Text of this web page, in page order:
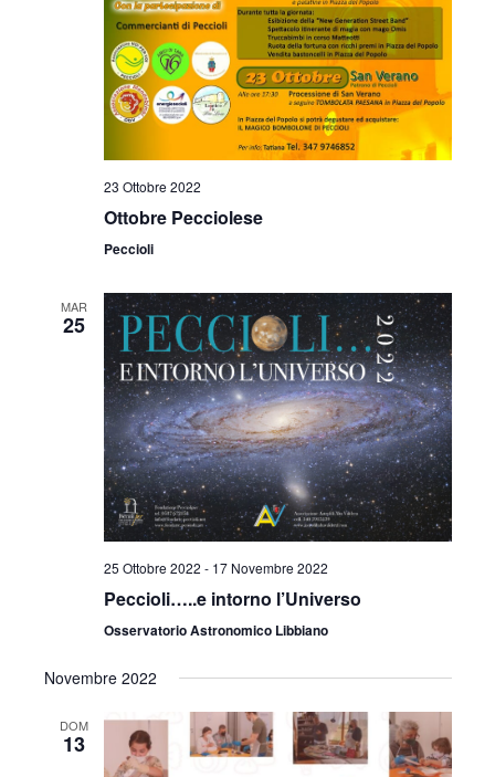
23 Ottobre 2022
Ottobre Pecciolese
Peccioli
MAR
25
25 Ottobre 2022 - 17 Novembre 2022
Peccioli…..e intorno l’Universo
Osservatorio Astronomico Libbiano
Novembre 2022
DOM
13